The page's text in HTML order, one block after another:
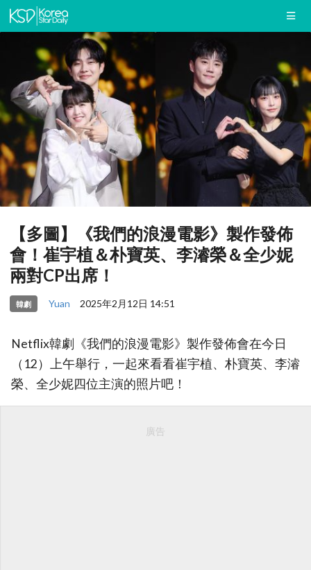
【多圖】《我們的浪漫電影》製作發佈
會！崔宇植＆朴寶英、李濬榮＆全少妮
兩對CP出席！
韓劇 Yuan 2025年2月12日 14:51
Netflix韓劇《我們的浪漫電影》製作發佈會在今日
（12）上午舉行，一起來看看崔宇植、朴寶英、李濬
榮、全少妮四位主演的照片吧！
廣告